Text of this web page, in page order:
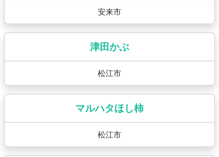
安来市
津田かぶ
松江市
マルハタほし柿
松江市